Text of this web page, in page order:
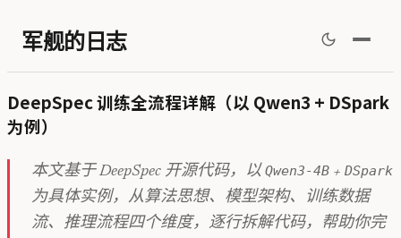
军舰的日志
DeepSpec 训练全流程详解（以 Qwen3 + DSpark
为例）
本文基于 DeepSpec 开源代码，以 Qwen3-4B + DSpark
为具体实例，从算法思想、模型架构、训练数据
流、推理流程四个维度，逐行拆解代码，帮助你完